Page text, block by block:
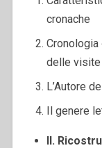
cronache
delle visite
L’Autore
Il genere
II.